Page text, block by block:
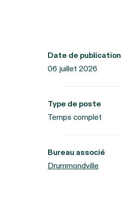
Date de publication
06 juillet 2026
Type de poste
Temps complet
Bureau associé
Drummondville